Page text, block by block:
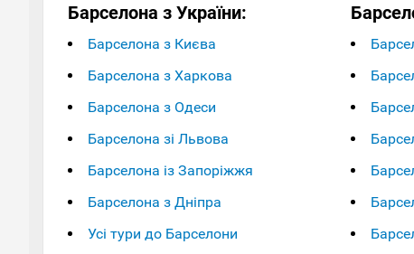
Барселона з України:
Барселона з Києва
Барселона з Харкова
Барселона з Одеси
Барселона зі Львова
Барселона із Запоріжжя
Барселона з Дніпра
Усі тури до Барселони